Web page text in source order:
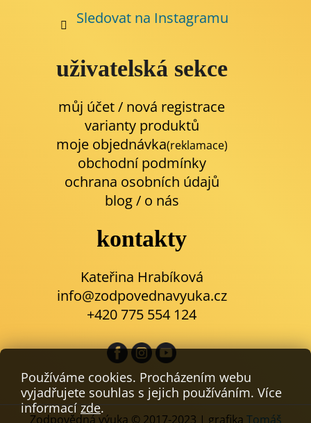
Používáme cookies. Procházením webu
vyjadřujete souhlas s jejich používáním. Více
informacízde.
Sledovat na Instagramu
uživatelská sekce
můj účet / nová registrace
varianty produktů
moje objednávka(reklamace)
obchodní podmínky
ochrana osobních údajů
blog/ o nás
kontakty
Kateřina Hrabíková
info@zodpovednavyuka.cz
+420 775 554 124
Zodpovědná výuka © 2017-2023 | grafika Tomáš